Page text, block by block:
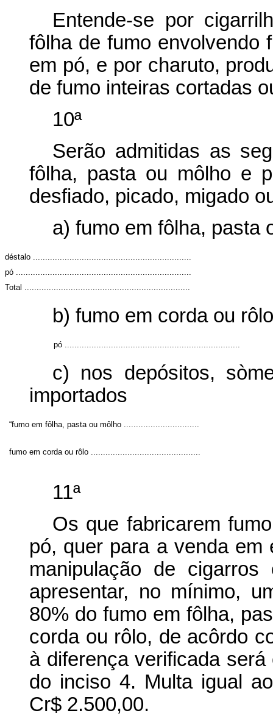
Entende-se por
fôlha de fumo envolvendo
em pó, e por charuto,
de fumo inteiras cortadas
10ª
Serão admitidas as
fôlha, pasta ou môlho e
desfiado, picado, migado
a) fumo em fôlha, pasta
déstalo .................................................................
pó ........................................................................
Total ....................................................................
b) fumo em corda ou
pó ........................................................................
c) nos depósitos,
importados
“fumo em fôlha, pasta ou môlho ...............................
fumo em corda ou rôlo .............................................
11ª
Os que fabricarem
pó, quer para a venda em
manipulação de
apresentar, no mínimo,
80% do fumo em fôlha,
corda ou rôlo, de acôrdo
à diferença verificada
do inciso 4. Multa igual
Cr$ 2.500,00.